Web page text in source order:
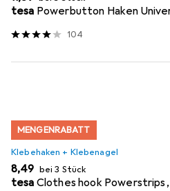
tesa Powerbutton Haken
104
MENGENRABATT
Klebehaken + Klebenagel
EUR
8,49 bei 3 Stück
tesa Clothes hook